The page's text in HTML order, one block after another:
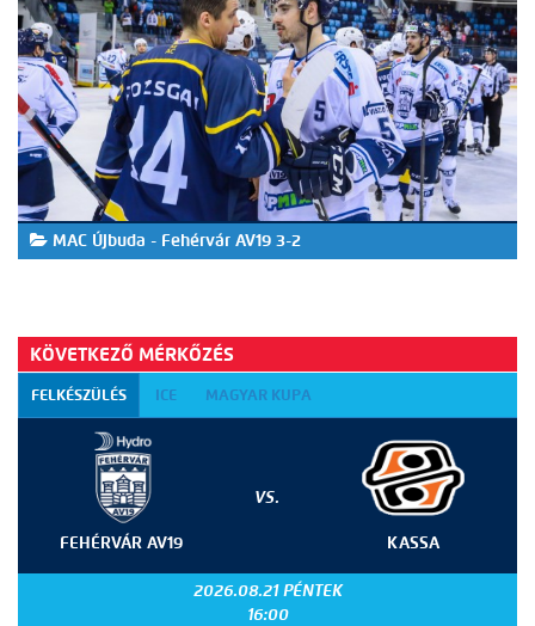
MAC Újbuda - Fehérvár AV19 3-2
KÖVETKEZŐ MÉRKŐZÉS
FELKÉSZÜLÉS ICE MAGYAR KUPA
FEHÉRVÁR AV19
VS.
KASSA
2026.08.21 PÉNTEK
16:00